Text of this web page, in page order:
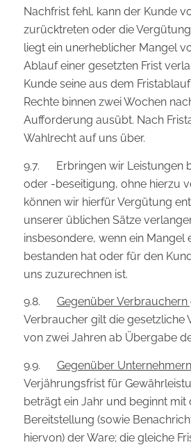
Nachfrist fehl, kann der Kunde
zurücktreten oder die
liegt ein unerheblicher Mangel
Ablauf einer gesetzten Frist
Kunde seine aus dem
Rechte binnen zwei Wochen
Aufforderung ausübt. Nach
Wahlrecht auf uns über.
9.7. Erbringen wir Leistungen
oder -beseitigung, ohne hierzu
können wir hierfür Vergütung
unserer üblichen Sätze
insbesondere, wenn ein Mangel
bestanden hat oder für den
uns zuzurechnen ist.
9.8. Gegenüber Verbrauchern
Verbraucher gilt die gesetzliche
von zwei Jahren ab Übergabe
9.9. Gegenüber
Verjährungsfrist für
beträgt ein Jahr und beginnt mit
Bereitstellung (sowie
hiervon) der Ware; die gleiche